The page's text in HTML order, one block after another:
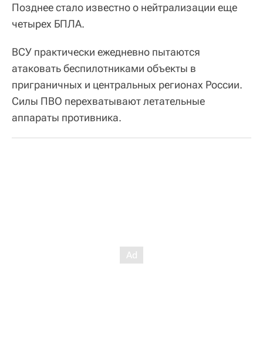
Позднее стало известно о нейтрализации еще
четырех БПЛА.
ВСУ практически ежедневно пытаются
атаковать беспилотниками объекты в
приграничных и центральных регионах России.
Силы ПВО перехватывают летательные
аппараты противника.